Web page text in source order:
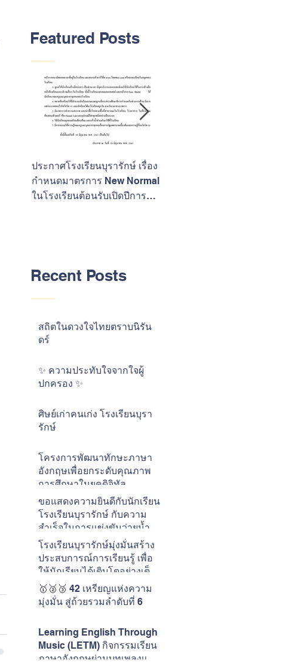
Featured Posts
ประกาศโรงเรียนบุรารักษ์ เรื่อง
กำหนดมาตรการ New Normal
ในโรงเรียนต้อนรับเปิดปีการ
Recent Posts
สถิตในดวงใจไทยตราบนิรัน
ดร์
✨ ความประทับใจจากใจผู้
ปกครอง ✨
ศิษย์เก่าคนเก่ง โรงเรียนบุรา
รักษ์
โครงการพัฒนาทักษะภาษา
อังกฤษเพื่อยกระดับคุณภาพ
การศึกษาในยุคดิจิทัล
โรงเรียนบุรารักษ์
ขอแสดงความยินดีกับนักเรียน
โรงเรียนบุรารักษ์ กับความ
สำเร็จในการแข่งขันว่ายน้ำ
The ONE CUP #15
โรงเรียนบุรารักษ์มุ่งมั่นสร้าง
ประสบการณ์การเรียนรู้ เพื่อ
ให้นักเรียนได้เติบโตอย่างเต็ม
ศักยภาพในแบบของตนเอง
🥇🥈🥉 42 เหรียญแห่งความ
มุ่งมั่น สู่ถ้วยรวมลำดับที่ 6
Learning English Through
Music (LETM) กิจกรรมเรียน
ภาษาอังกฤษผ่านบทเพลงและ